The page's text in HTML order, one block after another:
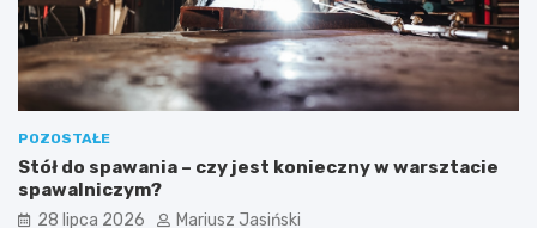
POZOSTAŁE
Stół do spawania – czy jest konieczny w warsztacie
spawalniczym?
28 lipca 2026 Mariusz Jasiński